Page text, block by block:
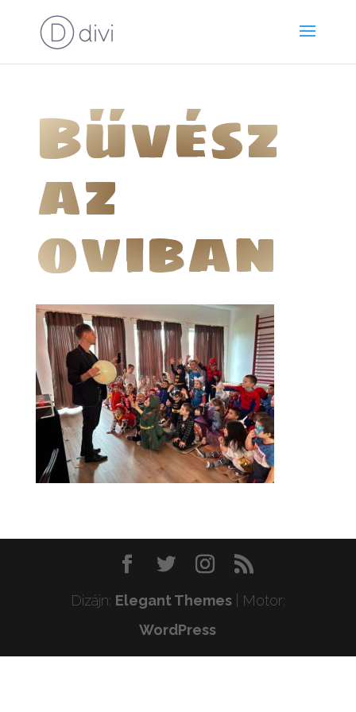
Bűvész
az
oviban
Dizájn: Elegant Themes| Motor:
WordPress